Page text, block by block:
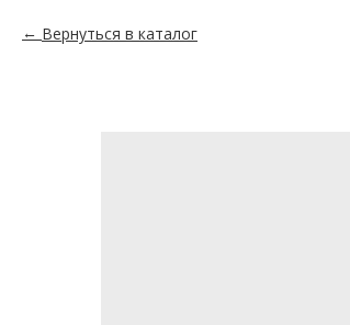
Вернуться в каталог